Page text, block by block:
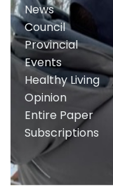
News
Council
Provincial
Events
Healthy Living
Opinion
Entire Paper
Subscriptions